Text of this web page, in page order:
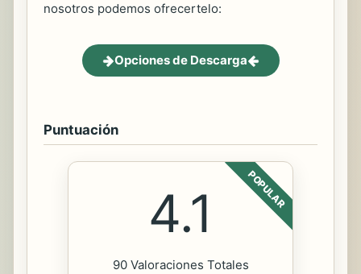
nosotros podemos ofrecertelo:
Opciones de Descarga
Puntuación
POPULAR
4.1
90 Valoraciones Totales